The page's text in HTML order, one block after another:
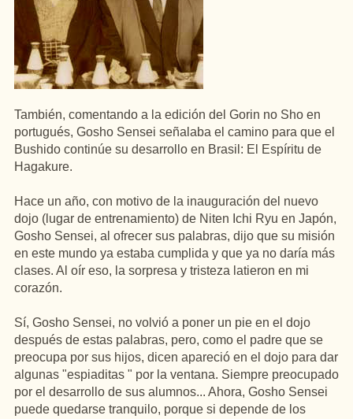
También, comentando a la edición del Gorin no Sho en
portugués, Gosho Sensei señalaba el camino para que el
Bushido continúe su desarrollo en Brasil: El Espíritu de
Hagakure.
Hace un año, con motivo de la inauguración del nuevo
dojo (lugar de entrenamiento) de Niten Ichi Ryu en Japón,
Gosho Sensei, al ofrecer sus palabras, dijo que su misión
en este mundo ya estaba cumplida y que ya no daría más
clases. Al oír eso, la sorpresa y tristeza latieron en mi
corazón.
Sí, Gosho Sensei, no volvió a poner un pie en el dojo
después de estas palabras, pero, como el padre que se
preocupa por sus hijos, dicen apareció en el dojo para dar
algunas "espiaditas " por la ventana. Siempre preocupado
por el desarrollo de sus alumnos... Ahora, Gosho Sensei
puede quedarse tranquilo, porque si depende de los